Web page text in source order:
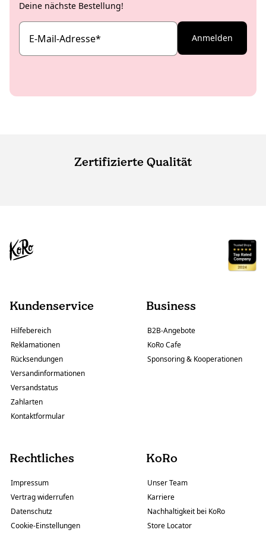
Deine nächste Bestellung!
E-Mail-Adresse* Anmelden
Zertifizierte Qualität
Kundenservice
Hilfebereich
Reklamationen
Rücksendungen
Versandinformationen
Versandstatus
Zahlarten
Kontaktformular
Business
B2B-Angebote
KoRo Cafe
Sponsoring & Kooperationen
Rechtliches
Impressum
Vertrag widerrufen
Datenschutz
Cookie-Einstellungen
KoRo
Unser Team
Karriere
Nachhaltigkeit bei KoRo
Store Locator